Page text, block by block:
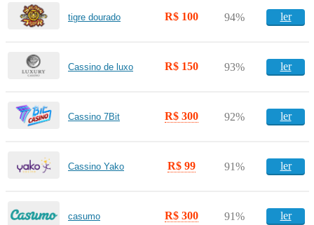
tigre dourado R$ 100 94% ler
Cassino de luxo R$ 150 93% ler
Cassino 7Bit R$ 300 92% ler
Cassino Yako R$ 99 91% ler
casumo R$ 300 91% ler